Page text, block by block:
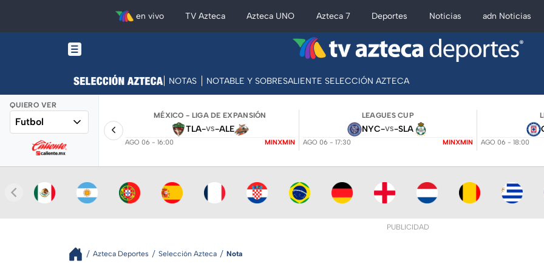
en vivo TV Azteca Azteca UNO Azteca 7 Deportes Noticias adn Noticias
NOTAS NOTABLE Y SOBRESALIENTE SELECCIÓN AZTECA
QUIERO VER
Futbol
MÉXICO - LIGA DE EXPANSIÓN
TLA-VS-ALE
AGO 06 - 16:00 MINXMIN
LEAGUES CUP
NYC-VS-SLA
AGO 06 - 17:30 MINXMIN AGO 06 - 18:00
PUBLICIDAD
Azteca Deportes Selección Azteca Nota